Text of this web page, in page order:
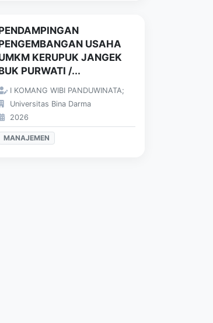
USAHA
KERUPUK JANGEK
PURWATI /...
I KOMANG WIBI PANDUWINATA;
Universitas Bina Darma
2026
MANAJEMEN